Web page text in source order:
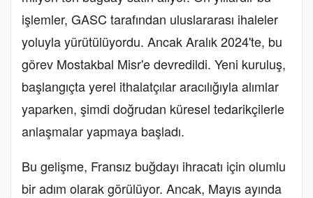
işlemler, GASC tarafından uluslararası ihaleler
yoluyla yürütülüyordu. Ancak Aralık 2024'te, bu
görev Mostakbal Misr'e devredildi. Yeni kuruluş,
başlangıçta yerel ithalatçılar aracılığıyla alımlar
yaparken, şimdi doğrudan küresel tedarikçilerle
anlaşmalar yapmaya başladı.
Bu gelişme, Fransız buğdayı ihracatı için olumlu
bir adım olarak görülüyor. Ancak, Mayıs ayında